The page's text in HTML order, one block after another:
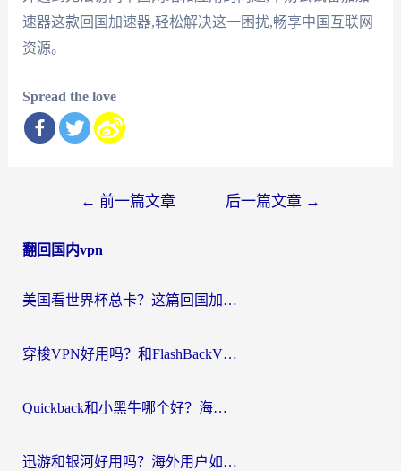
速器这款回国加速器,轻松解决这一困扰,畅享中国互联网
资源。
Spread the love
导
← 前一篇文章 后一篇文章 →
翻回国内vpn
美国看世界杯总卡？这篇回国加速器指南帮你无缝刷国内资源（附苹果手机VPN设置步骤）
穿梭VPN好用吗？和FlashBackVPN对比哪个回国效果更好？
Quickback和小黑牛哪个好？海外党亲测指南，选对回国加速器秒回国内
迅游和银河好用吗？海外用户如何选择回国加速器实现无缝访问国内资源